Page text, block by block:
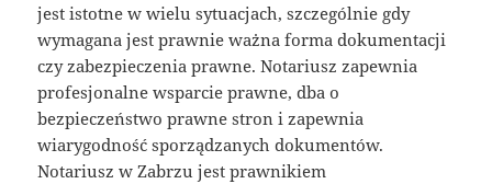
jest istotne w wielu sytuacjach, szczególnie gdy
wymagana jest prawnie ważna forma dokumentacji
czy zabezpieczenia prawne. Notariusz zapewnia
profesjonalne wsparcie prawne, dba o
bezpieczeństwo prawne stron i zapewnia
wiarygodność sporządzanych dokumentów.
Notariusz w Zabrzu jest prawnikiem